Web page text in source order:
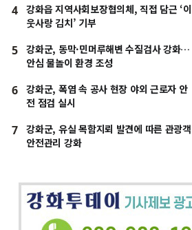
4
강화읍 지역사회보장협의체, 직접 담근 ‘이
웃사랑 김치’ 기부
5
강화군, 동막·민머루해변 수질검사 강화…
안심 물놀이 환경 조성
6
강화군, 폭염 속 공사 현장 야외 근로자 안
전 점검 실시
7
강화군, 유실 목함지뢰 발견에 따른 관광객
안전관리 강화